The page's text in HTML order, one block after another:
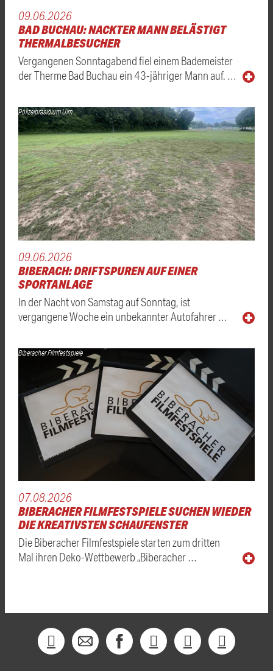
09.06.2026
BAD BUCHAU: NACKTER MANN BELÄSTIGT
THERMALBESUCHER
Vergangenen Sonntagabend fiel einem Bademeister
der Therme Bad Buchau ein 43-jähriger Mann auf. …
Polizeipräsidium Ulm
09.06.2026
BIBERACH: DRIFTSPUREN AUF EINER
SPORTANLAGE
In der Nacht von Samstag auf Sonntag, ist
vergangene Woche ein unbekannter Autofahrer …
Biberacher Filmfestspiele
07.08.2026
BIBERACHER FILMFESTSPIELE SUCHEN WIEDER
DIE KREATIVSTEN SCHAUFENSTER
Die Biberacher Filmfestspiele starten zum dritten
Mal ihren Deko-Wettbewerb „Biberacher …